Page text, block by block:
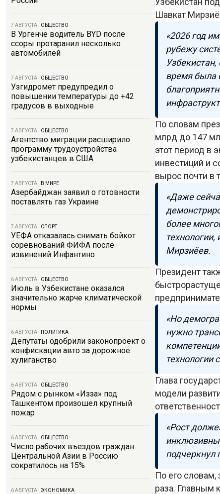
7 АВГУСТА ОБЩЕСТВО
В Ургенче водитель BYD после
ссоры протаранил несколько
автомобилей
7 АВГУСТА ОБЩЕСТВО
Узгидромет предупредил о
повышении температуры до +42
градусов в выходные
7 АВГУСТА ОБЩЕСТВО
Агентство миграции расширило
программу трудоустройства
узбекистанцев в США
7 АВГУСТА В МИРЕ
Азербайджан заявил о готовности
поставлять газ Украине
7 АВГУСТА СПОРТ
УЕФА отказалась снимать бойкот
соревнований ФИФА после
извинений Инфантино
6 АВГУСТА ОБЩЕСТВО
Июль в Узбекистане оказался
значительно жарче климатической
нормы
6 АВГУСТА ПОЛИТИКА
Депутаты одобрили законопроект о
конфискации авто за дорожное
хулиганство
6 АВГУСТА ОБЩЕСТВО
Рядом с рынком «Изза» под
Ташкентом произошел крупный
пожар
6 АВГУСТА ОБЩЕСТВО
Число рабочих въездов граждан
Центральной Азии в Россию
сократилось на 15%
6 АВГУСТА ЭКОНОМИКА
Шавкат
«2026 год
рубежу
время была
По словам
млрд до 147
этот период в
инвестиций и
вырос почти в
«Даже
более
Мирзиёев.
Президент
«Но
нужно
технологии
Глава
модели
«Рост
подчеркнул
По его
раза. Главным